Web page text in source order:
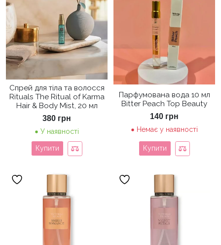
Спрей для тіла та волосся
Rituals The Ritual of Karma
Hair & Body Mist, 20 мл
380 грн
У наявності
Купити
Парфумована вода 10 мл
Bitter Peach Top Beauty
140 грн
Немає у наявності
Купити